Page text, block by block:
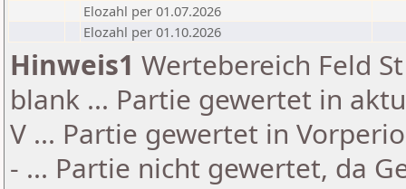
Elozahl per 01.07.2026
Elozahl per 01.10.2026
Hinweis1 Wertebereich Feld
blank ... Partie gewertet in
V ... Partie gewertet in
- ... Partie nicht gewertet, da